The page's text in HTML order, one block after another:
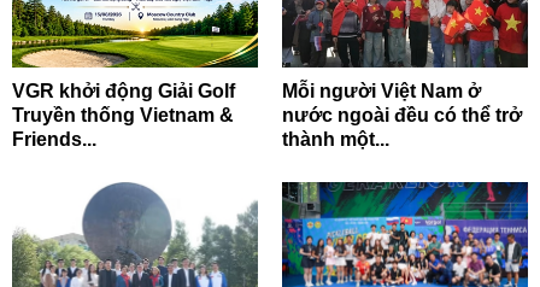
VGR khởi động Giải Golf
Truyền thống Vietnam &
Friends...
Mỗi người Việt Nam ở
nước ngoài đều có thể trở
thành một...